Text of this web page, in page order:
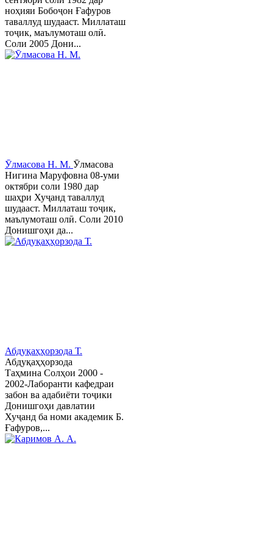
ноҳияи Бобоҷон Ғафуров
таваллуд шудааст. Миллаташ
тоҷик, маълумоташ олӣ.
Соли 2005 Дони...
Ӯлмасова Н. М. Ӯлмасова
Нигина Маруфовна 08-уми
октябри соли 1980 дар
шаҳри Хуҷанд таваллуд
шудааст. Миллаташ тоҷик,
маълумоташ олӣ. Соли 2010
Донишгоҳи да...
Абдуқаҳҳорзода Т.
Абдуқаҳҳорзода
Таҳмина Солҳои 2000 -
2002-Лаборанти кафедраи
забон ва адабиёти тоҷики
Донишгоҳи давлатии
Хуҷанд ба номи академик Б.
Ғафуров,...